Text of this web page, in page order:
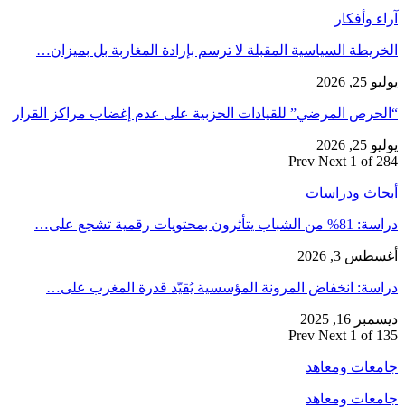
آراء وأفكار
الخريطة السياسية المقبلة لا ترسم بإرادة المغاربة بل بميزان…
يوليو 25, 2026
“الحرص المرضي” للقيادات الحزبية على عدم إغضاب مراكز القرار
يوليو 25, 2026
Prev Next 1 of 284
أبحاث ودراسات
دراسة: 81% من الشباب يتأثرون بمحتويات رقمية تشجع على…
أغسطس 3, 2026
دراسة: انخفاض المرونة المؤسسية يُقيّد قدرة المغرب على…
ديسمبر 16, 2025
Prev Next 1 of 135
جامعات ومعاهد
جامعات ومعاهد